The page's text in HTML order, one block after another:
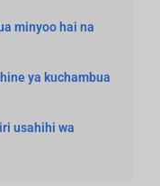
minyoo hai na
ya kuchambua
usahihi wa